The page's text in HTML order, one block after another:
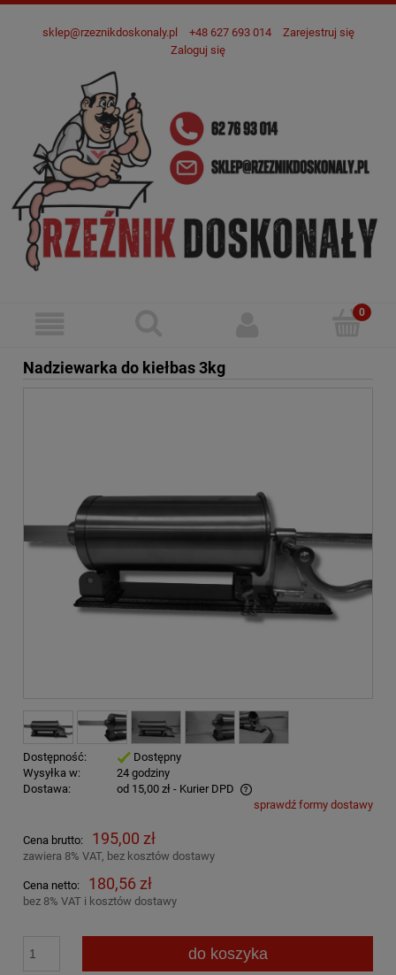
sklep@rzeznikdoskonaly.pl +48 627 693 014
Zarejestruj się
Zaloguj się
Nadziewarka do kiełbas 3kg
Dostępność:
Dostępny
Wysyłka w:
24 godziny
Dostawa:
od 15,00 zł - Kurier DPD
Cena nie zawiera ewentualnych kosztów płatnościsprawdź formy dostawy
Cena brutto: 195,00 zł
zawiera 8% VAT, bez kosztów dostawy
Cena netto: 180,56 zł
bez 8% VAT i kosztów dostawy
do koszyka